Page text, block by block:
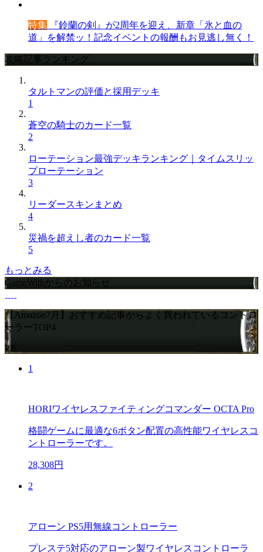
特集 『鈴蘭の剣』が2周年を迎え、新章「氷と血の
道」を解禁ッ！記念イベントの報酬もお見逃し無く！
攻略記事ランキング
タルトマンの評価と採用デッキ
1
蒼空の騎士のカード一覧
2
ローテーション最強デッキランキング｜タイムスリッ
プローテーション
3
リーダースキンまとめ
4
災禍を超えし者のカード一覧
5
もっとみる
GameWithからのお知らせ
【Amazon7月】おすすめ記事からよく買われているコントロ
ーラーTOP4
PR
1
HORIワイヤレスファイティングコマンダー OCTA Pro
格闘ゲームに最適な6ボタン配置の高性能ワイヤレスコ
ントローラーです。
28,308円
2
アローン PS5用無線コントローラー
プレステ5対応のアローン製ワイヤレスコントローラ